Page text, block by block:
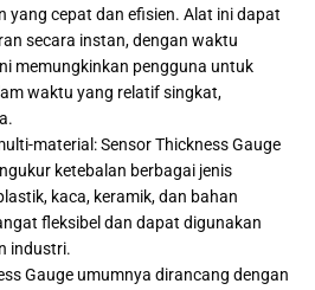
yang cepat dan efisien. Alat ini dapat
secara instan, dengan waktu
memungkinkan pengguna untuk
waktu yang relatif singkat,
material: Sensor Thickness Gauge
ketebalan berbagai jenis
kaca, keramik, dan bahan
fleksibel dan dapat digunakan
industri.
Gauge umumnya dirancang dengan